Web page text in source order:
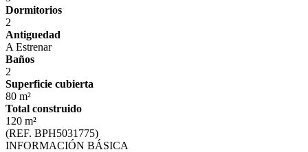
Dormitorios
2
Antiguedad
A Estrenar
Baños
2
Superficie cubierta
80 m²
Total construido
120 m²
(REF. BPH5031775)
INFORMACIÓN BÁSICA